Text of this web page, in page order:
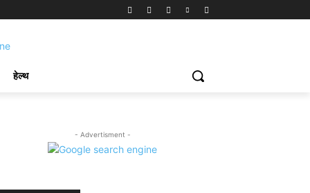
हेल्थ
- Advertisment -